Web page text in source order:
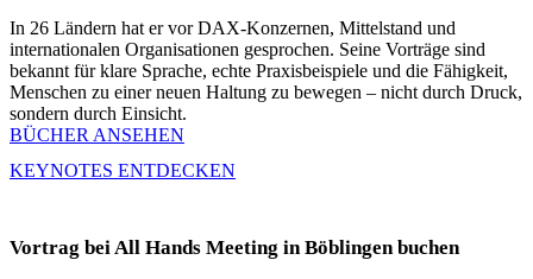
In 26 Ländern hat er vor DAX-Konzernen, Mittelstand und
internationalen Organisationen gesprochen. Seine Vorträge sind
bekannt für klare Sprache, echte Praxisbeispiele und die Fähigkeit,
Menschen zu einer neuen Haltung zu bewegen – nicht durch Druck,
sondern durch Einsicht.
BÜCHER ANSEHEN
KEYNOTES ENTDECKEN
Vortrag bei All Hands Meeting in Böblingen buchen